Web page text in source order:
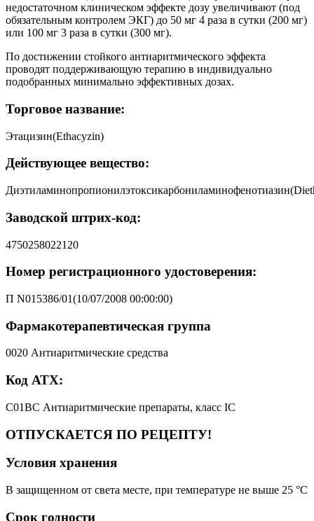
недостаточном клиническом эффекте дозу увеличивают (под
обязательным контролем ЭКГ) до 50 мг 4 раза в сутки (200 мг)
или 100 мг 3 раза в сутки (300 мг).
По достижении стойкого антиаритмического эффекта
проводят поддерживающую терапию в индивидуально
подобранных минимально эффективных дозах.
Торговое название:
Этацизин(Ethacyzin)
Действующее вещество:
Заводской штрих-код:
4750258022120
Номер регистрационного удостоверения:
П N015386/01(10/07/2008 00:00:00)
Фармакотерапевтическая группа
0020 Антиаритмические средства
Код АТХ:
C01BC Антиаритмические препараты, класс IC
ОТПУСКАЕТСЯ ПО РЕЦЕПТУ!
Условия хранения
В защищенном от света месте, при температуре не выше 25 °C
Срок годности